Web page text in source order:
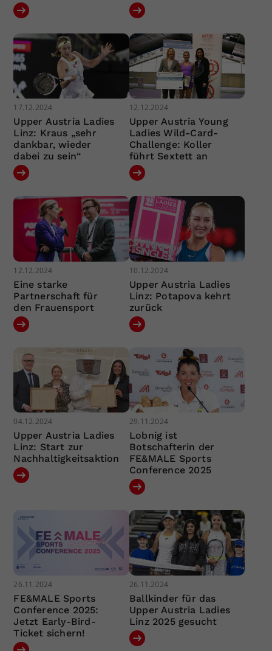
17.12.2024
Upper Austria Ladies
Linz: Kraus „sehr
dankbar, wieder
dabei zu sein“
12.12.2024
Upper Austria Young
Ladies Wild-Card-
Challenge: Koller
führt Sextett an
12.12.2024
Eine starke
Partnerschaft für
den Frauensport
10.12.2024
Upper Austria Ladies
Linz: Potapova kehrt
zurück
04.12.2024
Upper Austria Ladies
Linz: Start zur
Nachhaltigkeitsaktion
29.11.2024
Lobnig ist
Botschafterin der
FE&MALE Sports
Conference 2025
26.11.2024
FE&MALE Sports
Conference 2025:
Jetzt Early-Bird-
Ticket sichern!
26.11.2024
Ballkinder für das
Upper Austria Ladies
Linz 2025 gesucht